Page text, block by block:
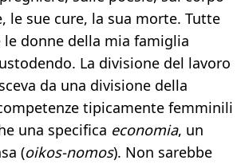
le sue cure, la sua morte. Tutte
le donne della mia famiglia
La divisione del lavoro
da una divisione della
tipicamente femminili
una specifica economia, un
(oikos-nomos). Non sarebbe